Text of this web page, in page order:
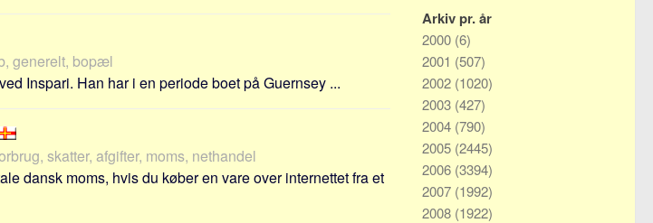
generelt, bopæl
Inspari. Han har i en periode boet på Guernsey ...
skatter, afgifter, moms, nethandel
dansk moms, hvis du køber en vare over internettet fra et
Arkiv pr. år
2000 (6)
2001 (507)
2002 (1020)
2003 (427)
2004 (790)
2005 (2445)
2006 (3394)
2007 (1992)
2008 (1922)